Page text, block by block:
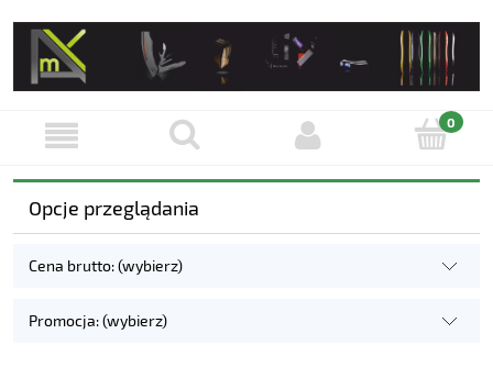
Opcje przeglądania
Cena brutto: (wybierz)
Promocja: (wybierz)